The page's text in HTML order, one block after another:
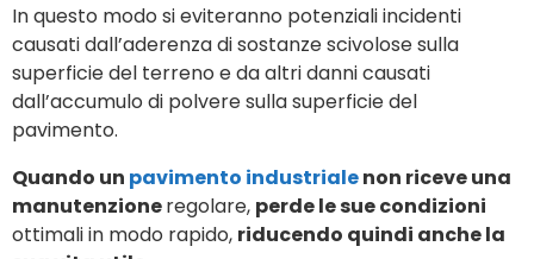
In questo modo si eviteranno potenziali incidenti
causati dall’aderenza di sostanze scivolose sulla
superficie del terreno e da altri danni causati
dall’accumulo di polvere sulla superficie del
pavimento.
Quando un pavimento industrialenon riceve una
manutenzioneregolare, perde le sue condizioni
ottimali in modo rapido, riducendo quindi anche la